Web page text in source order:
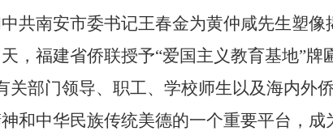
共南安市委书记王春金为黄仲咸先生塑
，福建省侨联授予“爱国主义教育基地”牌
关部门领导、职工、学校师生以及海内外
和中华民族传统美德的一个重要平台，